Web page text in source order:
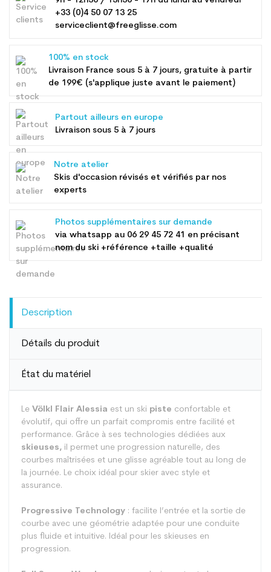
+33 (0)4 50 07 13 25
serviceclient@freeglisse.com
100% en stock
Livraison France sous 5 à 7 jours, gratuite à partir
de 199€ (s'applique juste avant le paiement)
Partout ailleurs en europe
Livraison sous 5 à 7 jours
Notre atelier
Skis d'occasion révisés et vérifiés par nos
experts
Photos supplémentaires sur demande
via whatsapp au 06 29 45 72 41 en précisant
nom du ski +référence +taille +qualité
Description
Détails du produit
État du matériel
Le Völkl Flair Alessia est un ski piste confortable et
évolutif, qui offre un parfait compromis entre facilité et
performance. Grâce à ses technologies dédiées aux
skieuses, il permet une progression naturelle, des
courbes maîtrisées et une glisse agréable tout au long de
la journée. Le choix idéal pour skier avec style et
assurance.
Progressive Technology : facilite l’entrée et la sortie de
courbe avec une géométrie adaptée pour une conduite
plus fluide et intuitive. Idéal pour les skieuses en
progression.